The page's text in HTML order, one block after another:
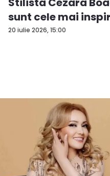
20 iulie 2026, 15:00
sunt cele mai